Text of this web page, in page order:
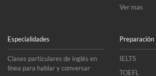
Ver mas
Especialidades
Clases particulares de inglés en
línea para hablar y conversar
Preparación
IELTS
TOEFL